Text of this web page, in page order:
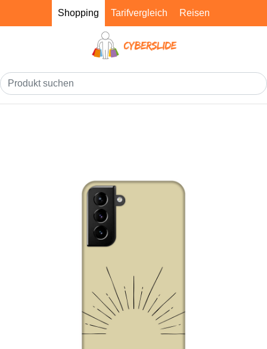
Shopping Tarifvergleich Reisen